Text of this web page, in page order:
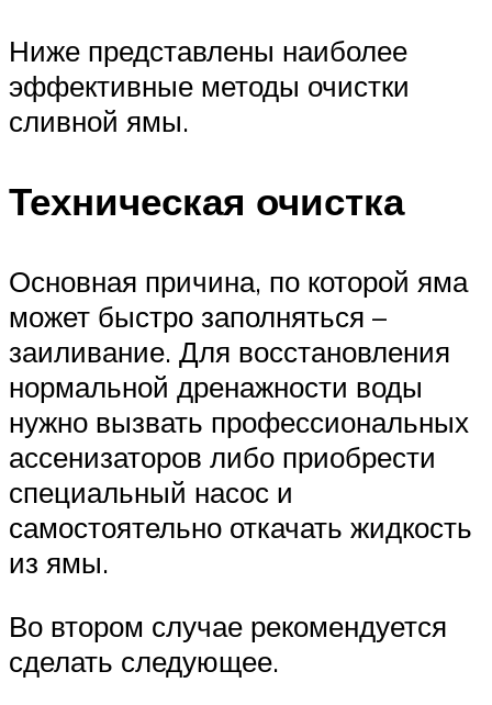
Ниже представлены наиболее
эффективные методы очистки
сливной ямы.
Техническая очистка
Основная причина, по которой яма
может быстро заполняться –
заиливание. Для восстановления
нормальной дренажности воды
нужно вызвать профессиональных
ассенизаторов либо приобрести
специальный насос и
самостоятельно откачать жидкость
из ямы.
Во втором случае рекомендуется
сделать следующее.